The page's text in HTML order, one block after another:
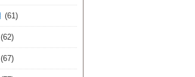
(61)
(62)
(67)